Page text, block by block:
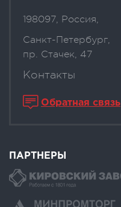
198097, Россия,
Санкт-Петербург,
пр. Стачек, 47
Контакты
Обратная связь
ПАРТНЕРЫ